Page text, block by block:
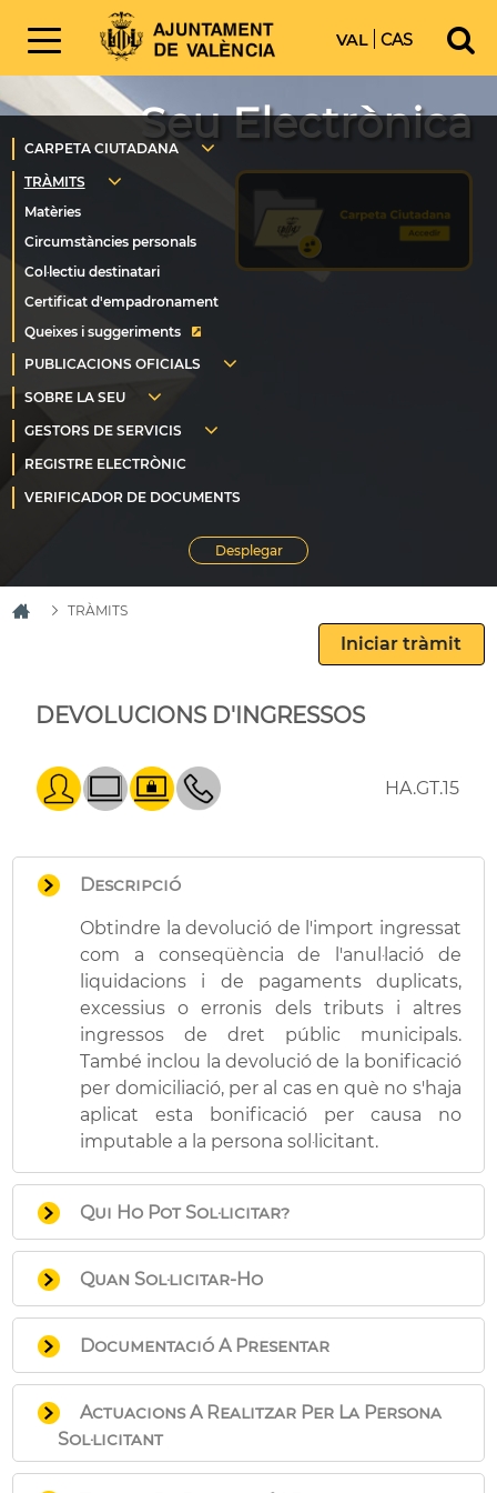
VAL CAS
Seu Electrònica
Queixes i suggeriments
TRÀMITS
DEVOLUCIONS D'INGRESSOS
HA.GT.15
Descripció
Obtindre la devolució de l'import ingressat
com a conseqüència de l'anul·lació de
liquidacions i de pagaments duplicats,
excessius o erronis dels tributs i altres
ingressos de dret públic municipals.
També inclou la devolució de la bonificació
per domiciliació, per al cas en què no s'haja
aplicat esta bonificació per causa no
imputable a la persona sol·licitant.
Qui Ho Pot Sol·licitar?
Les persones interessades que hagen
efectuat un pagament indegut, duplicat,
excessiu o erroni i les obligades al
pagament que no hagen gaudit de la
pagament d'un tribut municipal i que
hagen sol·licitat la domiciliació bancària
corresponent dins del termini establit i en
la forma corresponent.
Quan Sol·licitar-Ho
Abans del transcurs del termini de 4 anys
des que es va realitzar l'ingrés. A partir
d'eixe moment prescriu el dret a la
devolució.
Documentació A Presentar
Imprès de sol·licitud que pot
descarregar en l'apartat “Impresos”
d'aquesta mateixa pàgina, si la
sol·licitud es realitza presencialment,
Actuacions A Realitzar Per La Persona
Sol·licitant